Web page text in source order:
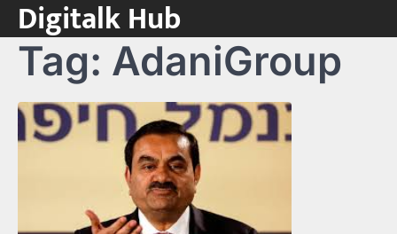
Skip
content
Digitalk Hub
Tag: AdaniGroup